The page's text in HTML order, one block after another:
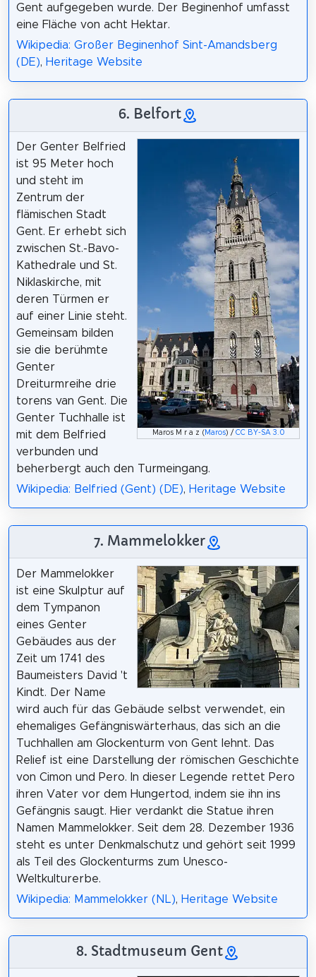
Gent aufgegeben wurde. Der Beginenhof umfasst
eine Fläche von acht Hektar.
Wikipedia: Großer Beginenhof Sint-Amandsberg
(DE), Heritage Website
6. Belfort
Maros M r a z ( Maros) / CC BY-SA 3.0
Der Genter Belfried
ist 95 Meter hoch
und steht im
Zentrum der
flämischen Stadt
Gent. Er erhebt sich
zwischen St.-Bavo-
Kathedrale und St.
Niklaskirche, mit
deren Türmen er
auf einer Linie steht.
Gemeinsam bilden
sie die berühmte
Genter
Dreiturmreihe drie
torens van Gent. Die
Genter Tuchhalle ist
mit dem Belfried
verbunden und
beherbergt auch den Turmeingang.
Wikipedia: Belfried (Gent) (DE), Heritage Website
7. Mammelokker
Der Mammelokker
ist eine Skulptur auf
dem Tympanon
eines Genter
Gebäudes aus der
Zeit um 1741 des
Baumeisters David 't
Kindt. Der Name
wird auch für das Gebäude selbst verwendet, ein
ehemaliges Gefängniswärterhaus, das sich an die
Tuchhallen am Glockenturm von Gent lehnt. Das
Relief ist eine Darstellung der römischen Geschichte
von Cimon und Pero. In dieser Legende rettet Pero
ihren Vater vor dem Hungertod, indem sie ihn ins
Gefängnis saugt. Hier verdankt die Statue ihren
Namen Mammelokker. Seit dem 28. Dezember 1936
steht es unter Denkmalschutz und gehört seit 1999
als Teil des Glockenturms zum Unesco-
Weltkulturerbe.
Wikipedia: Mammelokker (NL), Heritage Website
8. Stadtmuseum Gent